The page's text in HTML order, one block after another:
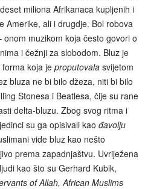
miliona Afrikanaca kupljenih i
Amerike, ali i drugdje. Bol robova
muzikom koja često govori o
i čežnji za slobodom. Bluz je
koja je proputovala svijetom
bluza ne bi bilo džeza, niti bi bilo
Stonesa i Beatlesa, čije su rane
delta-bluzu. Zbog svog ritma i
su ga opisivali kao đavolju
vide bluz kao nešto
prema zapadnjaštvu. Uvriježena
kao što su Gerhard Kubik,
of Allah, African Muslims